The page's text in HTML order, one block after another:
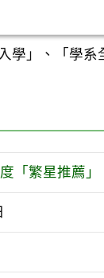
學」、「學
「繁星推薦